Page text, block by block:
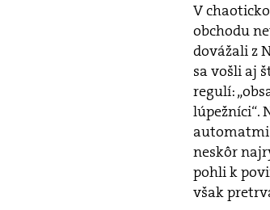
V
obchodu
dovážali z
sa vošli aj
regulí:
lúpežníci“.
automatmi
neskôr
pohli k
však